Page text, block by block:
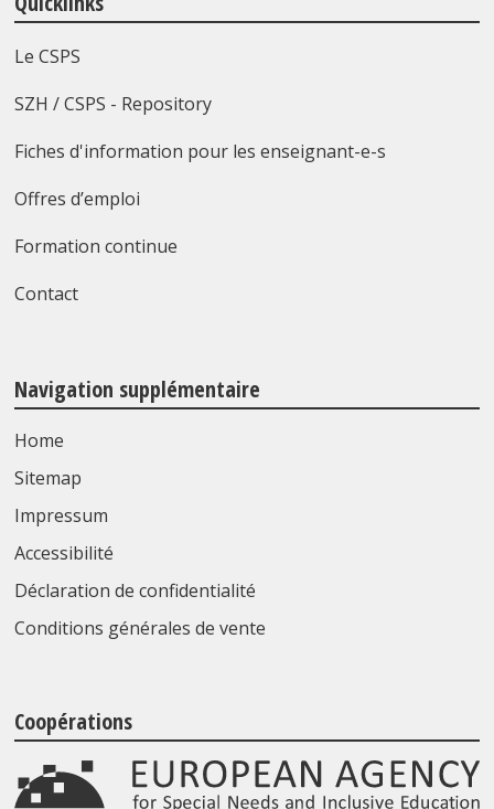
Le CSPS
SZH / CSPS - Repository
Fiches d'information pour les enseignant-e-s
Offres d’emploi
Formation continue
Contact
Navigation supplémentaire
Home
Sitemap
Impressum
Accessibilité
Déclaration de confidentialité
Conditions générales de vente
Coopérations